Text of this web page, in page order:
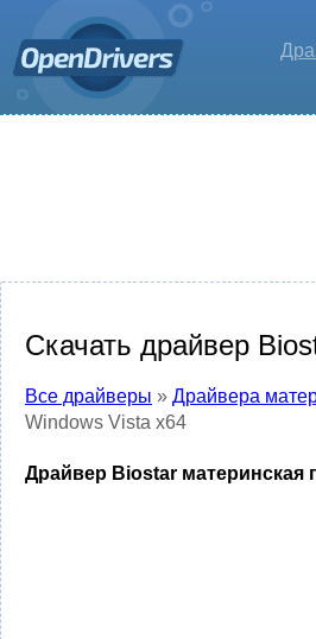
Скачать драйвер
Все драйверы » Драйвера
Windows Vista x64
Драйвер Biostar материнская